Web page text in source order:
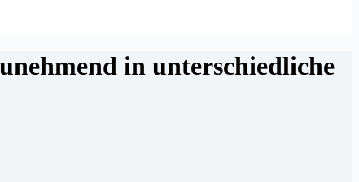
in unterschiedliche